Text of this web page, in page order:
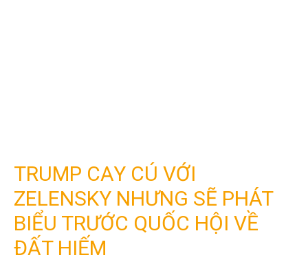
TRUMP CAY CÚ VỚI
ZELENSKY NHƯNG SẼ PHÁT
BIỂU TRƯỚC QUỐC HỘI VỀ
ĐẤT HIẾM